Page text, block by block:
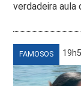
verdadeira aula
FAMOSOS